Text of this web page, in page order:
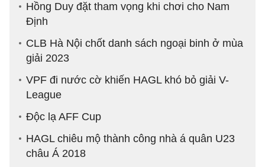
Hồng Duy đặt tham vọng khi chơi cho Nam
Định
CLB Hà Nội chốt danh sách ngoại binh ở mùa
giải 2023
VPF đi nước cờ khiến HAGL khó bỏ giải V-
League
Độc lạ AFF Cup
HAGL chiêu mộ thành công nhà á quân U23
châu Á 2018